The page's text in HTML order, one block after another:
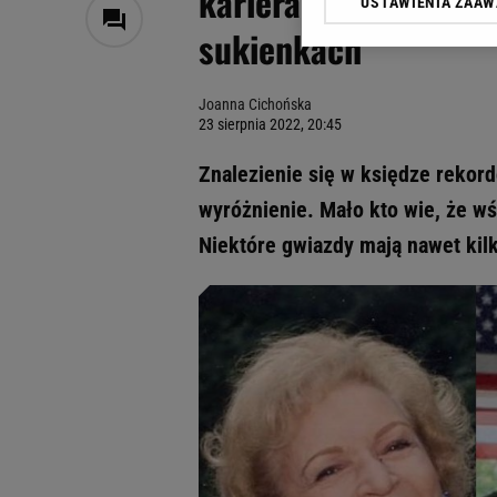
sukienkach
Joanna Cichońska
23 sierpnia 2022, 20:45
Znalezienie się w księdze
wyróżnienie. Mało kto wie, że
Niektóre gwiazdy mają nawet
Klikając „Akceptuję”
dotyczące plików
Użycie dokładnych
Przechowywanie
badnie odbiorców i